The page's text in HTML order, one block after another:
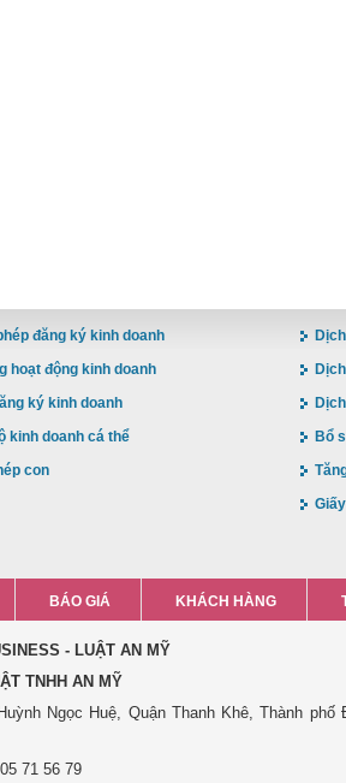
đăng ký kinh doanh
hoạt động kinh doanh
ký kinh doanh
kinh doanh cá thể
con
Bổ
BÁO GIÁ KHÁCH HÀNG
- LUẬT AN MỸ
TNHH AN MỸ
Ngọc Huệ, Quận Thanh Khê, Thành phố
71 56 79